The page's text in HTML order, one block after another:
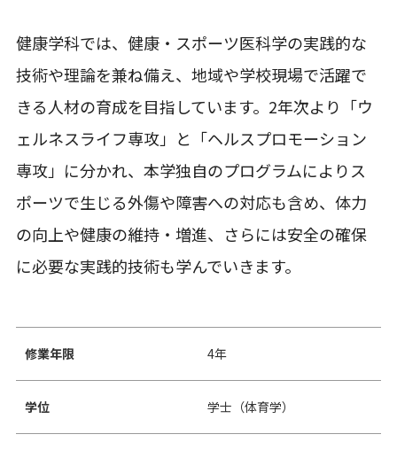
健康学科では、健康・スポーツ医科学の実践的な
技術や理論を兼ね備え、地域や学校現場で活躍で
きる人材の育成を目指しています。2年次より「ウ
ェルネスライフ専攻」と「ヘルスプロモーション
専攻」に分かれ、本学独自のプログラムによりス
ポーツで生じる外傷や障害への対応も含め、体力
の向上や健康の維持・増進、さらには安全の確保
に必要な実践的技術も学んでいきます。
修業年限 4年
学位 学士（体育学）